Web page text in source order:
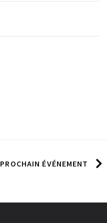
PROCHAIN ÉVÉNEMENT